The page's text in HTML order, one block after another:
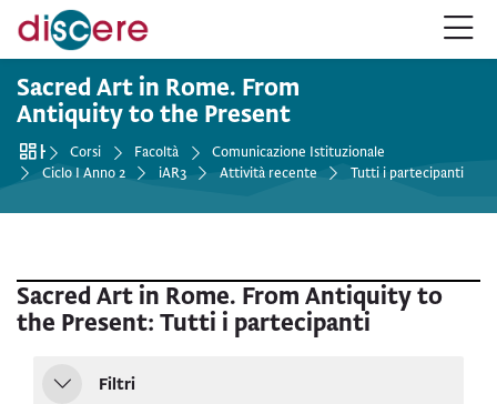
Salta alla navigazione
Salta al form login
Vai al contenuto principale
Salta alle opzioni accessibilità
Salta al footer
Salta opzioni accessibilità
Sacred Art in Rome. From
Antiquity to the Present
Home
Corsi Facoltà
Comunicazione Istituzionale
Ciclo I Anno 2
iAR3 Attività recente Tutti i partecipanti
Sacred Art in Rome. From Antiquity to
the Present: Tutti i partecipanti
Filtri
Filtri Filtri